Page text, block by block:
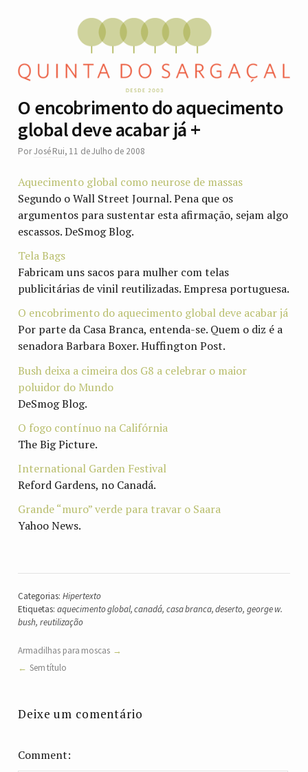
O encobrimento do aquecimento
global deve acabar já +
PorJosé Rui, 11 de Julho de 2008
Aquecimento global como neurose de massas
Segundo o Wall Street Journal. Pena que os
argumentos para sustentar esta afirmação, sejam algo
escassos. DeSmog Blog.
Tela Bags
Fabricam uns sacos para mulher com telas
publicitárias de vinil reutilizadas. Empresa portuguesa.
O encobrimento do aquecimento global deve acabar já
Por parte da Casa Branca, entenda-se. Quem o diz é a
senadora Barbara Boxer. Huffington Post.
Bush deixa a cimeira dos G8 a celebrar o maior
poluidor do Mundo
DeSmog Blog.
O fogo contínuo na Califórnia
The Big Picture.
International Garden Festival
Reford Gardens, no Canadá.
Grande “muro” verde para travar o Saara
Yahoo News.
Categorias: Hipertexto
Etiquetas: aquecimento global,canadá, casa branca,deserto, george w.
bush, reutilização
Armadilhas para moscas
Sem título
Deixe um comentário
Comment